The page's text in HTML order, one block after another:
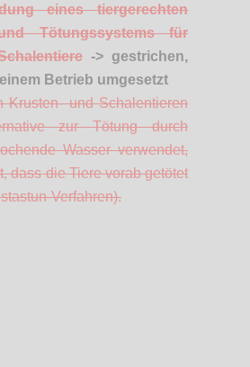
eines tiergerechten
Tötungssystems für
-> gestrichen,
Betrieb umgesetzt
Krusten- und Schalentieren
zur Tötung durch
Wasser verwendet,
dass die Tiere vorab getötet
-Verfahren).